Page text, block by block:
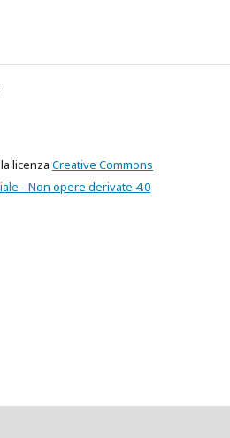
licenza Creative Commons
- Non opere derivate 4.0